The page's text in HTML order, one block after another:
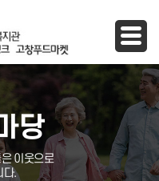
당
이웃으로
다.